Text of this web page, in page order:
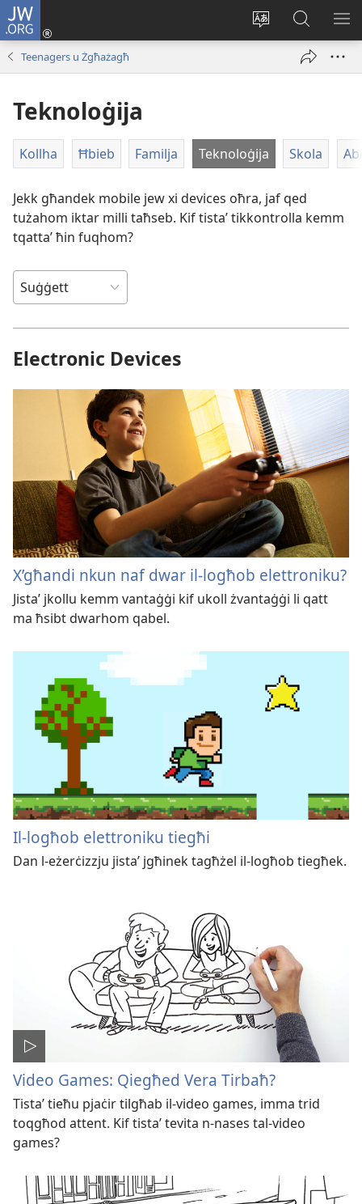
JW.ORG
Biddel
lingwa
Illoggja
(opens
Fittex
f’JW.ORG
Teenagers u Żgħażagħ
Teknoloġija
Kollha Ħbieb Familja Teknoloġija Skola
Jekk għandek mobile jew xi devices oħra, jaf qed
tużahom iktar milli taħseb. Kif tistaʼ tikkontrolla kemm
tqattaʼ ħin fuqhom?
Electronic Devices
X’għandi nkun naf dwar il-logħob elettroniku?
Jistaʼ jkollu kemm vantaġġi kif ukoll żvantaġġi li qatt
ma ħsibt dwarhom qabel.
Il-logħob elettroniku tiegħi
Dan l-eżerċizzju jistaʼ jgħinek tagħżel il-logħob tiegħek.
Video Games: Qiegħed Vera Tirbaħ?
Tistaʼ tieħu pjaċir tilgħab il-​video games, imma trid
toqgħod attent. Kif tistaʼ tevita n-​nases tal-​video
games?